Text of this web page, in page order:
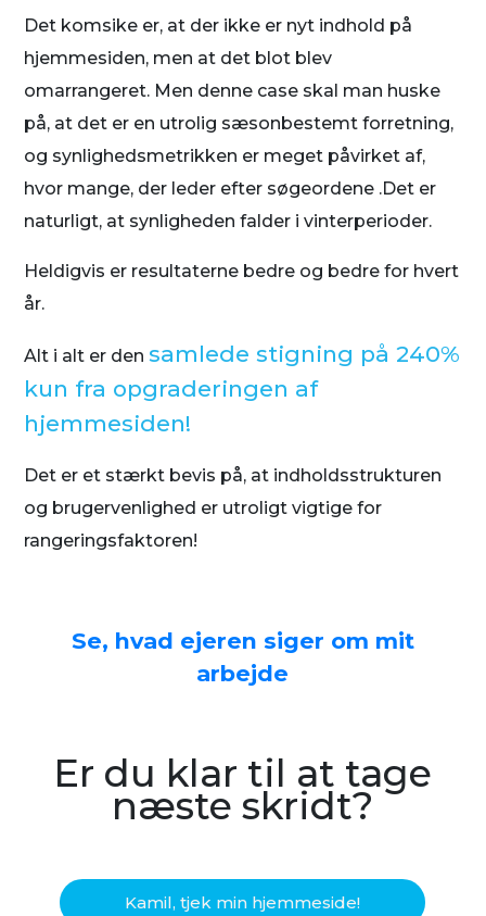
Det komsike er, at der ikke er nyt indhold på
hjemmesiden, men at det blot blev
omarrangeret. Men denne case skal man huske
på, at det er en utrolig sæsonbestemt forretning,
og synlighedsmetrikken er meget påvirket af,
hvor mange, der leder efter søgeordene .Det er
naturligt, at synligheden falder i vinterperioder.
Heldigvis er resultaterne bedre og bedre for hvert
år.
Alt i alt er densamlede stigning på 240%
kun fra opgraderingen af
hjemmesiden!
Det er et stærkt bevis på, at indholdsstrukturen
og brugervenlighed er utroligt vigtige for
rangeringsfaktoren!
Se, hvad ejeren siger om mit
arbejde
Er du klar til at tage
næste skridt?
Kamil, tjek min hjemmeside!